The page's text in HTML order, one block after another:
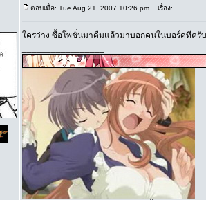
ตอบเมื่อ: Tue Aug 21, 2007 10:26 pm เรื่อง:
ใครว่าง ซื้อโพชั่นมาดื่มแล้วมาบอกคนในบอร์ดทีครั